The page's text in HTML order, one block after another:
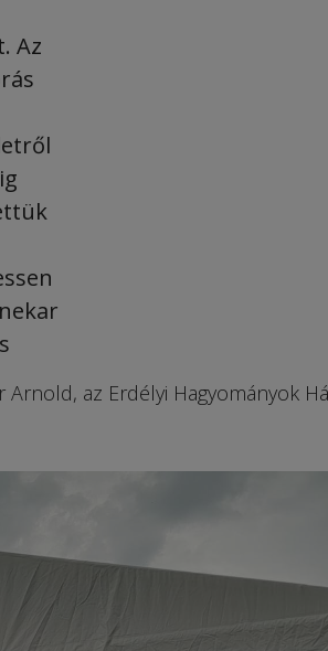
Az
az Erdélyi Hagyományok